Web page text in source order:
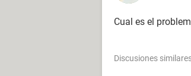
Cual es el
Discusiones